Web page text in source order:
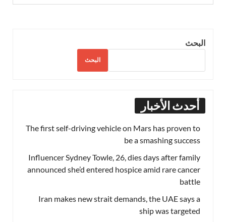
البحث
البحث
أحدث الأخبار
The first self-driving vehicle on Mars has proven to
be a smashing success
Influencer Sydney Towle, 26, dies days after family
announced she’d entered hospice amid rare cancer
battle
Iran makes new strait demands, the UAE says a
ship was targeted